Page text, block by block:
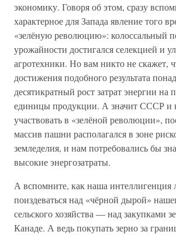
экономику. Говоря об этом, сразу
характерное для Запада явление того
«зелёную революцию»: колоссальный
урожайности достигался селекцией и
агротехники. Но вам никто не скажет,
достижения подобного результата
десятикратный рост затрат энергии на
единицы продукции. А значит СССР и
участвовать в «зелёной революции»,
массив пашни располагался в зоне
земледелия, и нам потребовались бы
высокие энергозатраты.
А вспомните, как наша интеллигенция
поиздеваться над «чёрной дырой»
сельского хозяйства — над закупками
Канаде. А ведь покупать зерно за